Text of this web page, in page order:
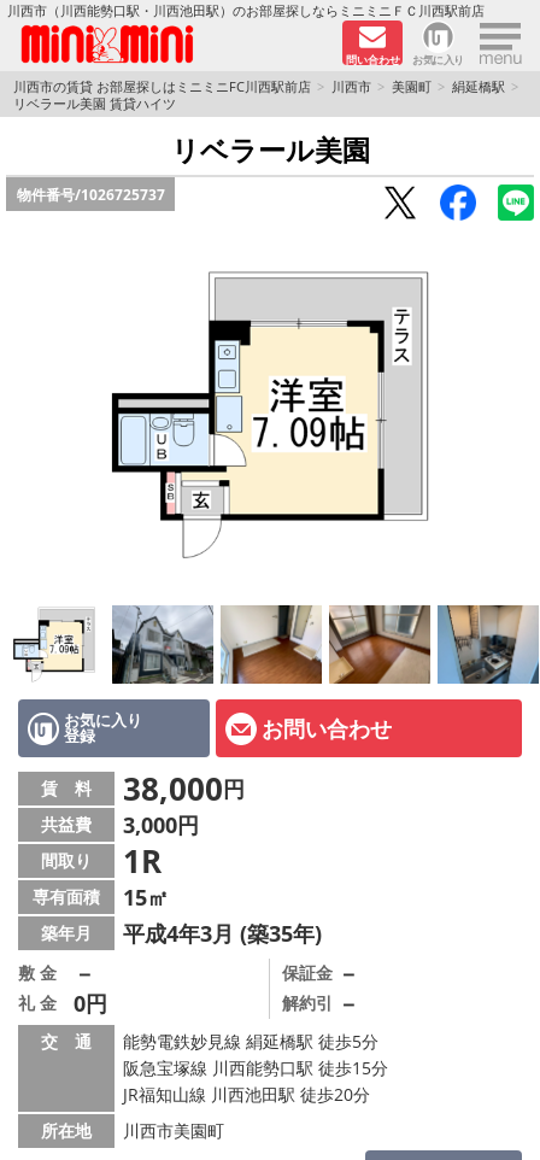
川西市（川西能勢口駅・川西池田駅）のお部屋探しならミニミニＦＣ川西駅前店
問い合わせ お気に入り ×
TOPページ
ペットOKの物件
会社概要
メールでお問い合わせ
川西市の賃貸 お部屋探しはミニミニFC川西駅前店 川西市 美園町
絹延橋駅
リベラール美園 賃貸ハイツ
リベラール美園
物件番号/1026725737
お気に入り
登録 お問い合わせ
賃 料 38,000円
共益費 3,000円
間取り 1R
専有面積 15㎡
築年月 平成4年3月 (築35年)
敷 金 －
礼 金 0円
保証金 －
解約引 －
交 通
能勢電鉄妙見線 絹延橋駅 徒歩5分
阪急宝塚線 川西能勢口駅 徒歩15分
JR福知山線 川西池田駅 徒歩20分
所在地
川西市美園町